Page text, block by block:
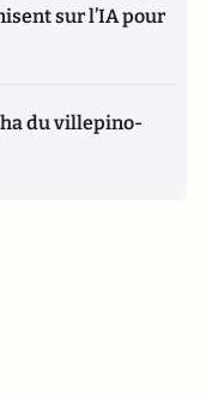
sur l’IA pour
du villepino-